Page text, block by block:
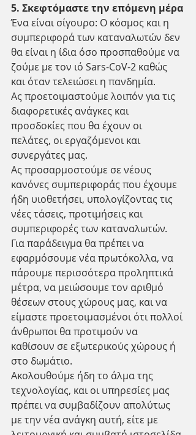
5. Σκεφτόμαστε την επόμενη μέρα
Ένα είναι σίγουρο: Ο κόσμος και η
συμπεριφορά των καταναλωτών δεν
θα είναι η ίδια όσο προσπαθούμε να
ζούμε με τον ιό Sars-CoV-2 καθώς
και όταν τελειώσει η πανδημία.
Ας προετοιμαστούμε λοιπόν για τις
διαφορετικές ανάγκες και
προσδοκίες που θα έχουν οι
πελάτες, οι εργαζόμενοι και
συνεργάτες μας.
Ας προσαρμοστούμε σε νέους
κανόνες συμπεριφοράς που έχουμε
ήδη υιοθετήσει, υπολογίζοντας τις
νέες τάσεις, προτιμήσεις και
συμπεριφορές των καταναλωτών.
Για παράδειγμα θα πρέπει να
εφαρμόσουμε νέα πρωτόκολλα, να
πάρουμε περισσότερα προληπτικά
μέτρα, να μειώσουμε τον αριθμό
θέσεων στους χώρους μας, και να
είμαστε προετοιμασμένοι ότι πολλοί
άνθρωποι θα προτιμούν να
καθίσουν σε εξωτερικούς χώρους ή
στο δωμάτιο.
Ακολουθούμε ήδη το άλμα της
τεχνολογίας, και οι υπηρεσίες μας
πρέπει να συμβαδίζουν απολύτως
με την νέα ανάγκη αυτή, είτε με